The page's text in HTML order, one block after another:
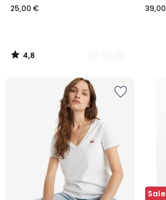
25,00 €
4,8
/
Sale